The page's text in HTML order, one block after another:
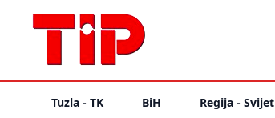
Tuzla - TK BiH Regija - Svijet